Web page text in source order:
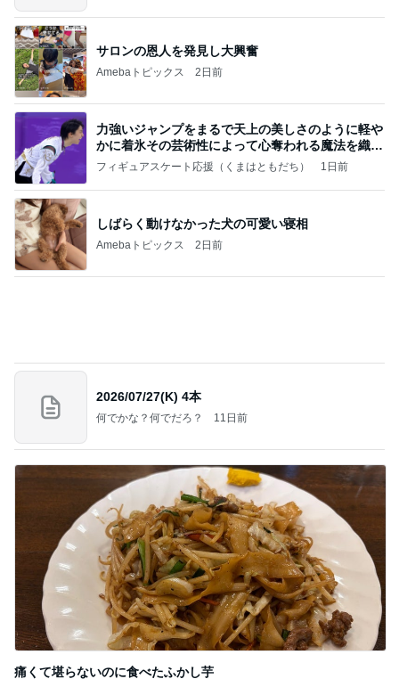
力強いジャンプをまるで天上の美しさのように軽や
かに着氷その芸術性によって心奪われる魔法を織り
なす
フィギュアスケート応援（くまはともだち）
しばらく動けなかった犬の可愛い寝相
2026/07/27(K) 4本
何でかな？何でだろ？ 11日前
痛くて堪らないのに食べたふかし芋
Amebaトピックス 2日前
記事を読む
一目惚れで買った和柄のおかきの箱
Amebaトピックス 2日前